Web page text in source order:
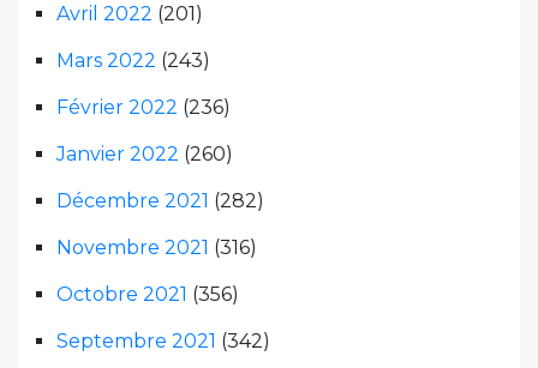
Avril 2022 (201)
Mars 2022 (243)
Février 2022 (236)
Janvier 2022 (260)
Décembre 2021 (282)
Novembre 2021 (316)
Octobre 2021 (356)
Septembre 2021 (342)